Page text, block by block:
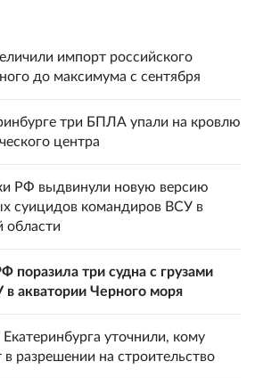
импорт российского
до максимума с сентября
три БПЛА упали на кровлю
центра
РФ выдвинули новую версию
суицидов командиров ВСУ в
области
поразила три судна с грузами
акватории Черного моря
уточнили, кому
в разрешении на строительство